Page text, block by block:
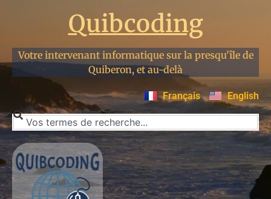
Quibcoding
Votre intervenant informatique sur la presqu'île de
Quiberon, et au-delà
Français English